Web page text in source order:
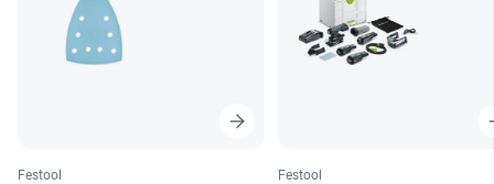
Festool Festool